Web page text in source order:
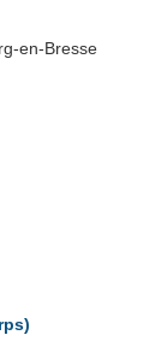
en-Bresse